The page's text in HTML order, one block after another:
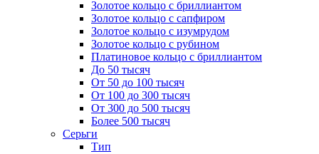
Золотое кольцо с бриллиантом
Золотое кольцо с сапфиром
Золотое кольцо с изумрудом
Золотое кольцо с рубином
Платиновое кольцо с бриллиантом
До 50 тысяч
От 50 до 100 тысяч
От 100 до 300 тысяч
От 300 до 500 тысяч
Более 500 тысяч
Серьги
Тип